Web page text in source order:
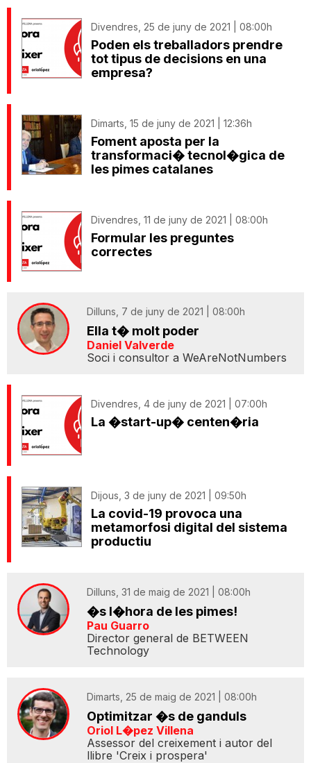
Divendres, 25 de juny de 2021 | 08:00h
Poden els treballadors prendre
tot tipus de decisions en una
empresa?
Dimarts, 15 de juny de 2021 | 12:36h
Foment aposta per la
transformaci� tecnol�gica de
les pimes catalanes
Divendres, 11 de juny de 2021 | 08:00h
Formular les preguntes
correctes
Dilluns, 7 de juny de 2021 | 08:00h
Ella t� molt poder
Daniel Valverde
Soci i consultor a WeAreNotNumbers
Divendres, 4 de juny de 2021 | 07:00h
La �start-up� centen�ria
Dijous, 3 de juny de 2021 | 09:50h
La covid-19 provoca una
metamorfosi digital del sistema
productiu
Dilluns, 31 de maig de 2021 | 08:00h
�s l�hora de les pimes!
Pau Guarro
Director general de BETWEEN
Technology
Dimarts, 25 de maig de 2021 | 08:00h
Optimitzar �s de ganduls
Oriol L�pez Villena
Assessor del creixement i autor del
llibre 'Creix i prospera'